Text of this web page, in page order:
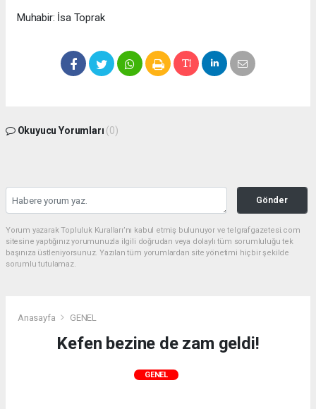
Muhabir: İsa Toprak
Okuyucu Yorumları (0)
Gönder
Yorum yazarak Topluluk Kuralları’nı kabul etmiş bulunuyor ve telgrafgazetesi.com
sitesine yaptığınız yorumunuzla ilgili doğrudan veya dolaylı tüm sorumluluğu tek
başınıza üstleniyorsunuz. Yazılan tüm yorumlardan site yönetimi hiçbir şekilde
sorumlu tutulamaz.
Anasayfa GENEL
Kefen bezine de zam geldi!
GENEL